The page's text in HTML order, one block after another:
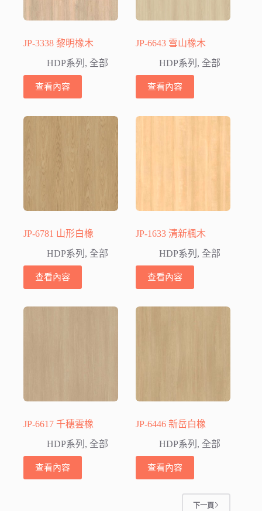
JP-3338 黎明橡木
HDP系列 , 全部
查看內容
JP-6643 雪山橡木
HDP系列 , 全部
查看內容
JP-6781 山形白橡
HDP系列 , 全部
查看內容
JP-1633 清新楓木
HDP系列 , 全部
查看內容
JP-6617 千穗雲橡
HDP系列 , 全部
查看內容
JP-6446 新岳白橡
HDP系列 , 全部
查看內容
下一頁